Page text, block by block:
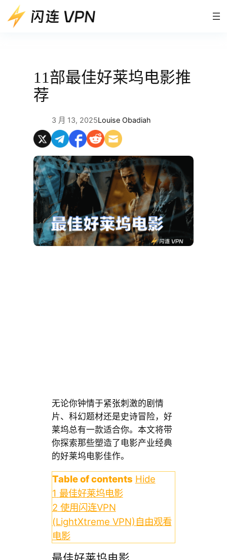
至
11部最佳好莱坞电影推
荐
3 月 13, 2025Louise Obadiah
无论你钟情于紧张刺激的剧情
片、科幻题材还是史诗冒险，好
莱坞总有一款适合你。本文将带
你探索那些塑造了电影产业经典
的好莱坞电影佳作。
Table of contents Hide
1 最佳好莱坞电影
2 使用闪连VPN
(LightXtreme VPN)自由观看
电影